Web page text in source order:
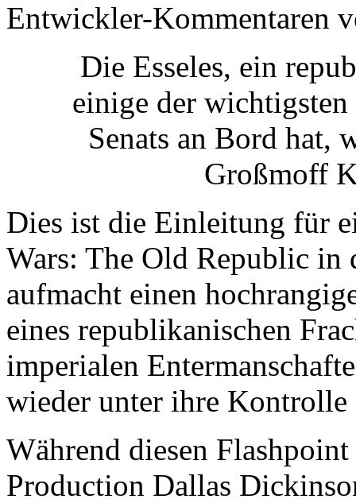
Entwickler-Kommentaren
Die Esseles, ein
einige der
Senats an Bord hat,
Großmoff
Dies ist die Einleitung für
Wars: The Old Republic in
aufmacht einen
eines republikanischen
imperialen
wieder unter ihre Kontrolle
Während diesen
Production Dallas